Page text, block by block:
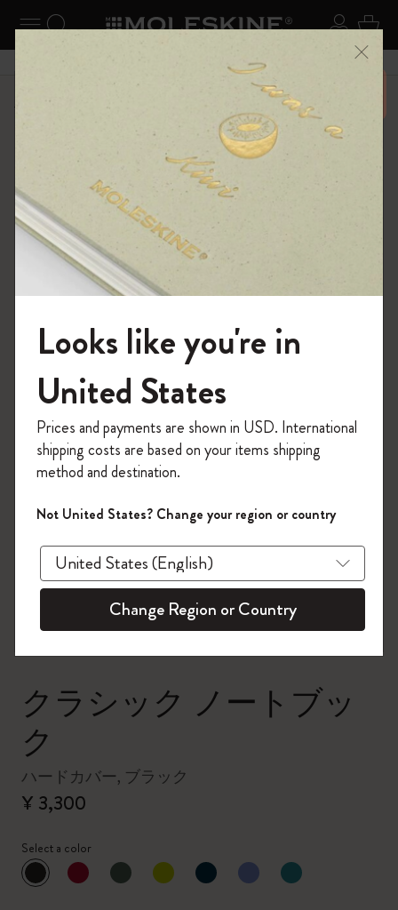
ナビゲーションの切替 ログ
検索 (キーワードなど) カ
6,500円以上のご購入で送料無料 メニ
ーを閉じる
ショップ The Original Notebook
クラシック ノートブッ
ク
ハードカバー, ブラック
¥ 3,300
Select a color
選択済
*選択したカラー
モレスキンの世界へようこそ
「WELCOME10」を入力すると、初回注
文が10%オフ＋送料無料になります。セ
ール・アウトレット品は適用外。
Moleskineアカウントを作成して限定オフ
ァーや会員特典、さらに多くのインスピ
レーションを手に入れましょう。
今すぐ会員登録 !
Looks like you're in
United States
Prices and payments are shown in USD. International
shipping costs are based on your items shipping
method and destination.
Not United States? Change your region or country
Change Region or Country